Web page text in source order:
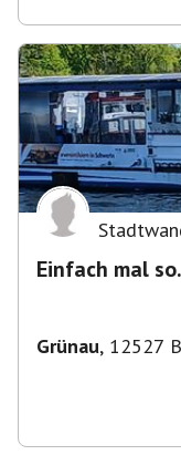
Einfach mal
Grünau, 12527